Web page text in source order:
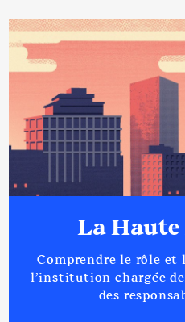
La
Comprendre le rôle
l’institution chargée
des